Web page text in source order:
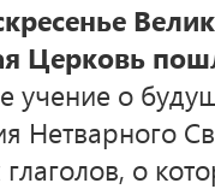
Церковь
учение о
Нетварного
о